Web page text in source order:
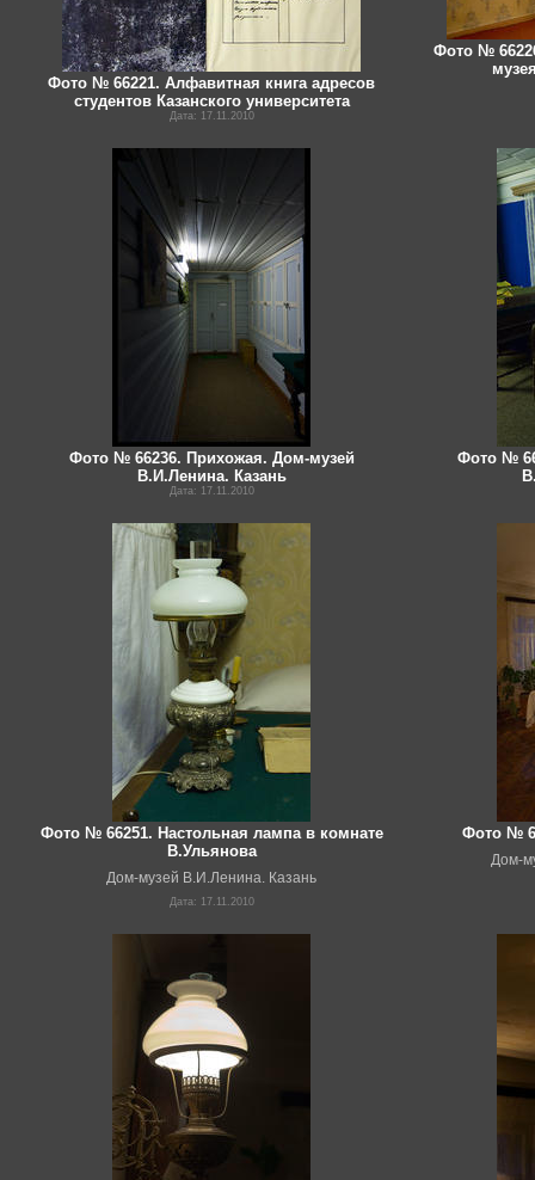
Фото № 66221. Алфавитная книга адресов
студентов Казанского университета
Дата: 17.11.2010
Фото №
Фото № 66236. Прихожая. Дом-музей
В.И.Ленина. Казань
Дата: 17.11.2010
Фото №
Фото № 66251. Настольная лампа в комнате
В.Ульянова
Дом-музей В.И.Ленина. Казань
Дата: 17.11.2010
Фото №
Дом-